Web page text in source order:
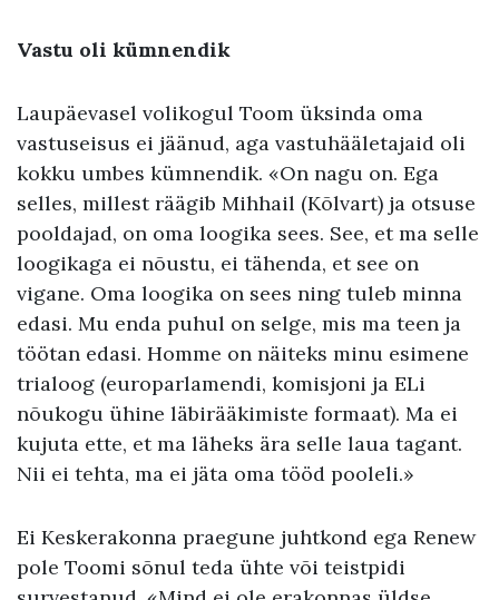
Vastu oli kümnendik
Laupäevasel volikogul Toom üksinda oma
vastuseisus ei jäänud, aga vastuhääletajaid oli
kokku umbes kümnendik. «On nagu on. Ega
selles, millest räägib Mihhail (Kõlvart) ja otsuse
pooldajad, on oma loogika sees. See, et ma selle
loogikaga ei nõustu, ei tähenda, et see on
vigane. Oma loogika on sees ning tuleb minna
edasi. Mu enda puhul on selge, mis ma teen ja
töötan edasi. Homme on näiteks minu esimene
trialoog (europarlamendi, komisjoni ja ELi
nõukogu ühine läbirääkimiste formaat). Ma ei
kujuta ette, et ma läheks ära selle laua tagant.
Nii ei tehta, ma ei jäta oma tööd pooleli.»
Ei Keskerakonna praegune juhtkond ega Renew
pole Toomi sõnul teda ühte või teistpidi